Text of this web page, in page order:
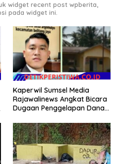
widget recent post wpberita,
pada widget ini.
Kaperwil Sumsel Media
Rajawalinews Angkat Bicara
Dugaan Penggelapan Dana
Argomulyo Belitang Jaya
Hilang 3 Bulan Bawa
Anggaran Pembangunan